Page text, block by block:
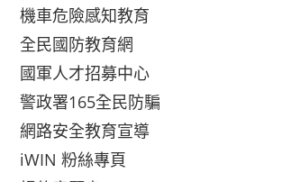
機車危險感知教育
全民國防教育網
國軍人才招募中心
警政署165全民防騙
網路安全教育宣導
iWIN 粉絲專頁